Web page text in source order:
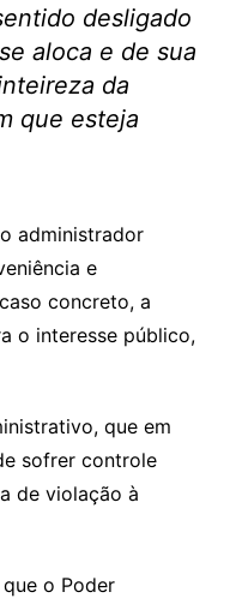
desligado
aloca e de sua
da
que esteja
administrador
e
concreto, a
o interesse público,
que em
sofrer controle
de violação à
o Poder